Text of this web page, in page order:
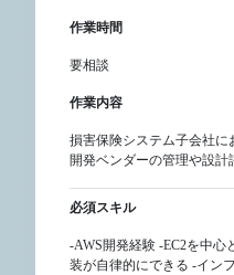
作業時間
要相談
作業内容
損害保険システム子会社に
開発ベンダーの管理や設計
必須スキル
-AWS開発経験 -EC2を中
装が自律的にできる -イン